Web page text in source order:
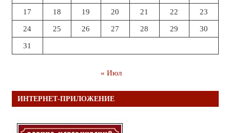
17 18 19 20 21 22 23
24 25 26 27 28 29 30
31
« Июл
ИНТЕРНЕТ-ПРИЛОЖЕНИЕ